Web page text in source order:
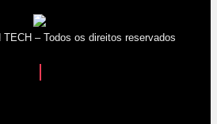
TECH – Todos os direitos reservados